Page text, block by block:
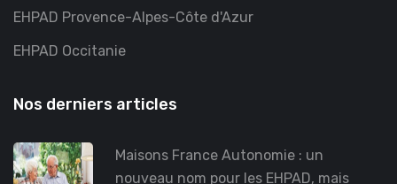
EHPAD Provence-Alpes-Côte d'Azur
EHPAD Occitanie
Nos derniers articles
Maisons France Autonomie : un
nouveau nom pour les EHPAD, mais